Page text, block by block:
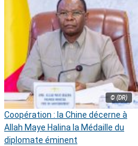
© (DR)
Coopération : la Chine décerne à
Allah Maye Halina la Médaille du
diplomate éminent